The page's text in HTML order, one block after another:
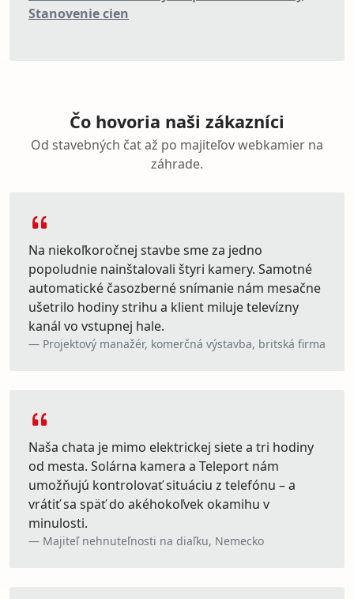
Stanovenie cien
Čo hovoria naši zákazníci
Od stavebných čat až po majiteľov webkamier na
záhrade.
Na niekoľkoročnej stavbe sme za jedno
popoludnie nainštalovali štyri kamery. Samotné
automatické časozberné snímanie nám mesačne
ušetrilo hodiny strihu a klient miluje televízny
kanál vo vstupnej hale.
Projektový manažér, komerčná výstavba, britská firma
Naša chata je mimo elektrickej siete a tri hodiny
od mesta. Solárna kamera a Teleport nám
umožňujú kontrolovať situáciu z telefónu – a
vrátiť sa späť do akéhokoľvek okamihu v
minulosti.
Majiteľ nehnuteľnosti na diaľku, Nemecko